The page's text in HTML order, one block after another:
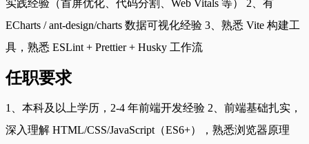
实践经验（首屏优化、代码分割、Web Vitals 等） 2、有
ECharts / ant-design/charts 数据可视化经验 3、熟悉 Vite 构建工
具，熟悉 ESLint + Prettier + Husky 工作流
任职要求
1、本科及以上学历，2-4 年前端开发经验 2、前端基础扎实，
深入理解 HTML/CSS/JavaScript（ES6+），熟悉浏览器原理